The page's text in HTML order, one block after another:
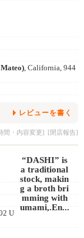
, California, 944
レビューを書く
間・内容変更] [閉店報告]
U